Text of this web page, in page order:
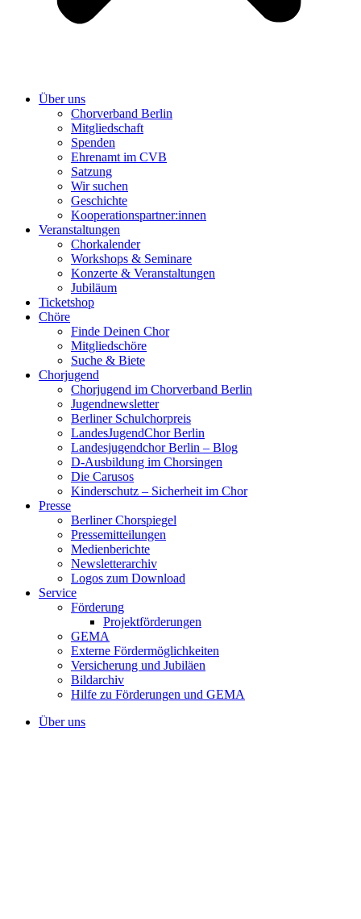
Über uns
Chorverband Berlin
Mitgliedschaft
Spenden
Ehrenamt im CVB
Satzung
Wir suchen
Geschichte
Kooperationspartner:innen
Veranstaltungen
Chorkalender
Workshops & Seminare
Konzerte & Veranstaltungen
Jubiläum
Ticketshop
Chöre
Finde Deinen Chor
Mitgliedschöre
Suche & Biete
Chorjugend
Chorjugend im Chorverband Berlin
Jugendnewsletter
Berliner Schulchorpreis
LandesJugendChor Berlin
Landesjugendchor Berlin – Blog
D-Ausbildung im Chorsingen
Die Carusos
Kinderschutz – Sicherheit im Chor
Presse
Berliner Chorspiegel
Pressemitteilungen
Medienberichte
Newsletterarchiv
Logos zum Download
Service
Förderung
Projektförderungen
GEMA
Externe Fördermöglichkeiten
Versicherung und Jubiläen
Bildarchiv
Hilfe zu Förderungen und GEMA
Über uns